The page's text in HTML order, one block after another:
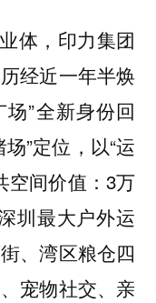
体，印力集团
经近一年半焕
”全新身份回
”定位，以“运
空间价值：3万
圳最大户外运
、湾区粮仓四
宠物社交、亲